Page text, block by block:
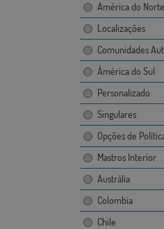
América do Norte
Localizações
Comunidades
Ámérica do Sul
Personalizado
Singulares
Opções de
Mastros Interior
Austrália
Colombia
Chile